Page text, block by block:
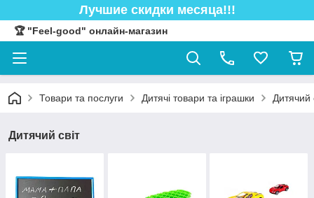
Лучшие скидки месяца!!!
🏆 "Feel-good" онлайн-магазин
Товари та послуги Дитячі товари та іграшки Дитячий
Дитячий світ